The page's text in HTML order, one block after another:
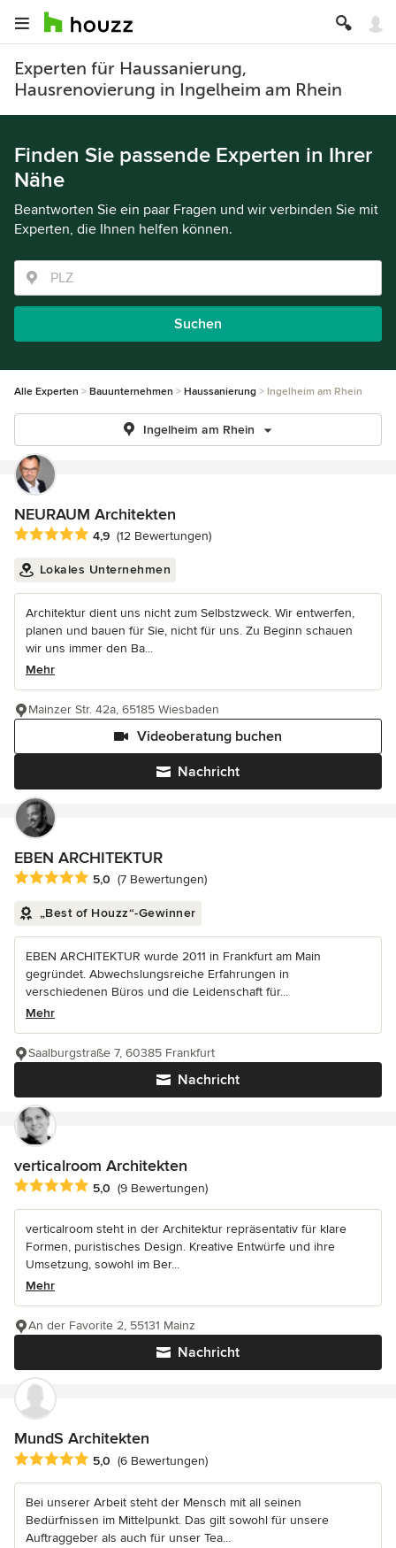
Experten für Haussanierung,
Hausrenovierung in Ingelheim am Rhein
Finden Sie passende Experten in Ihrer
Nähe
Beantworten Sie ein paar Fragen und wir verbinden Sie mit
Experten, die Ihnen helfen können.
Suchen
Alle Experten Bauunternehmen Haussanierung Ingelheim am Rhein
Ingelheim am Rhein
NEURAUM Architekten
Durchschnittliche Bewertung: 4.9 von 5 Sternen
4,9 (12 Bewertungen)
Lokales Unternehmen
Architektur dient uns nicht zum Selbstzweck. Wir entwerfen,
planen und bauen für Sie, nicht für uns. Zu Beginn schauen
wir uns immer den Ba...
Mehr
Nachricht
Videoberatung buchen
Mainzer Str. 42a, 65185 Wiesbaden
EBEN ARCHITEKTUR
Durchschnittliche Bewertung: 5 von 5 Sternen
5,0 (7 Bewertungen)
„Best of Houzz“-Gewinner
EBEN ARCHITEKTUR wurde 2011 in Frankfurt am Main
gegründet. Abwechslungsreiche Erfahrungen in
verschiedenen Büros und die Leidenschaft für...
Mehr
Nachricht
Saalburgstraße 7, 60385 Frankfurt
verticalroom Architekten
Durchschnittliche Bewertung: 5 von 5 Sternen
5,0 (9 Bewertungen)
verticalroom steht in der Architektur repräsentativ für klare
Formen, puristisches Design. Kreative Entwürfe und ihre
Umsetzung, sowohl im Ber...
Mehr
Nachricht
An der Favorite 2, 55131 Mainz
MundS Architekten
Durchschnittliche Bewertung: 5 von 5 Sternen
5,0 (6 Bewertungen)
Bei unserer Arbeit steht der Mensch mit all seinen
Bedürfnissen im Mittelpunkt. Das gilt sowohl für unsere
Auftraggeber als auch für unser Tea...